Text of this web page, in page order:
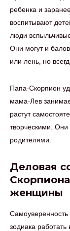
ребенка и
воспитывают
люди
Они могут и
или лень, но
Папа-Скорпион
мама-Лев
растут
творческими.
родителями.
Деловая
женщины
зодиака